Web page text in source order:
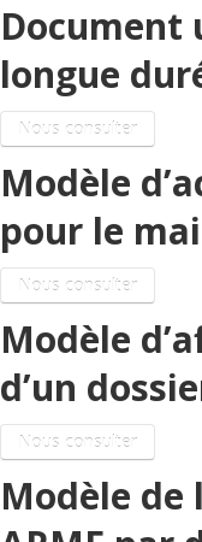
Document
longue
Nous consulter
Modèle
pour le
Nous consulter
Modèle
d’un
Nous consulter
Modèle de